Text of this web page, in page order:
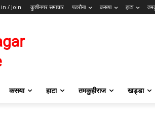
in / Join कुशीनगर समाचार पडरौना कसया हाटा
कसया हाटा तमकुहीराज खड्डा